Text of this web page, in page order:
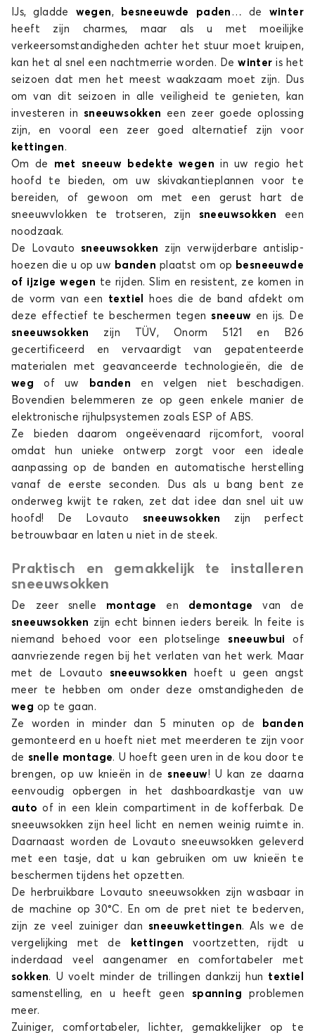
BARCHETTA
Sneeuwsokken voor FIAT BARCHETTA
BRAVA
Sneeuwsokken voor FIAT BRAVA
BRAVO
Sneeuwsokken voor FIAT BRAVO
COUPE
Sneeuwsokken voor FIAT COUPE
DOBLO
Sneeuwsokken voor FIAT DOBLO
e-ULYSSE
IJs, gladde wegen, besneeuwde paden … de winter
heeft zijn charmes, maar als u met moeilijke
verkeersomstandigheden achter het stuur moet kruipen,
kan het al snel een nachtmerrie worden. Dewinteris het
seizoen dat men het meest waakzaam moet zijn. Dus
om van dit seizoen in alle veiligheid te genieten, kan
investeren in sneeuwsokken een zeer goede oplossing
zijn, en vooral een zeer goed alternatief zijn voor
kettingen .
Om de met sneeuw bedekte wegenin uw regio het
hoofd te bieden, om uw skivakantieplannen voor te
bereiden, of gewoon om met een gerust hart de
sneeuwvlokken te trotseren, zijn sneeuwsokken een
noodzaak.
De Lovauto
sneeuwsokken zijn verwijderbare antislip-
hoezen die u op uw banden plaatst om op besneeuwde
of ijzige wegen te rijden. Slim en resistent, ze komen in
de vorm van een textiel
hoes die de band afdekt om
deze effectief te beschermen tegensneeuw en ijs. De
sneeuwsokken
zijn TÜV, Onorm 5121 en B26
gecertificeerd en vervaardigt van gepatenteerde
materialen met geavanceerde technologieën, die de
weg of uw banden en velgen niet beschadigen.
Bovendien belemmeren ze op geen enkele manier de
elektronische rijhulpsystemen zoals ESP of ABS.
Ze bieden daarom ongeëvenaard rijcomfort, vooral
omdat hun unieke ontwerp zorgt voor een ideale
aanpassing op de banden en automatische herstelling
vanaf de eerste seconden. Dus als u bang bent ze
onderweg kwijt te raken, zet dat idee dan snel uit uw
hoofd! De Lovauto
sneeuwsokken zijn perfect
betrouwbaar en laten u niet in de steek.
Praktisch en gemakkelijk te installeren
sneeuwsokken
De zeer snelle montage en demontagevan de
sneeuwsokken zijn echt binnen ieders bereik. In feite is
niemand behoed voor een plotselingesneeuwbuiof
aanvriezende regen bij het verlaten van het werk. Maar
met de Lovauto sneeuwsokken hoeft u geen angst
meer te hebben om onder deze omstandigheden de
weg op te gaan.
Ze worden in minder dan 5 minuten op de
banden
gemonteerd en u hoeft niet met meerderen te zijn voor
de snelle montage. U hoeft geen uren in de kou door te
brengen, op uw knieën in desneeuw! U kan ze daarna
eenvoudig opbergen in het dashboardkastje van uw
autoof in een klein compartiment in de kofferbak. De
sneeuwsokken zijn heel licht en nemen weinig ruimte in.
Daarnaast worden de Lovauto sneeuwsokken geleverd
met een tasje, dat u kan gebruiken om uw knieën te
beschermen tijdens het opzetten.
De herbruikbare Lovauto sneeuwsokken zijn wasbaar in
de machine op 30°C. En om de pret niet te bederven,
zijn ze veel zuiniger dansneeuwkettingen. Als we de
vergelijking met de
kettingen voortzetten, rijdt u
inderdaad veel aangenamer en comfortabeler met
sokken. U voelt minder de trillingen dankzij hun textiel
samenstelling, en u heeft geen spanning problemen
meer.
Zuiniger, comfortabeler, lichter, gemakkelijker op te